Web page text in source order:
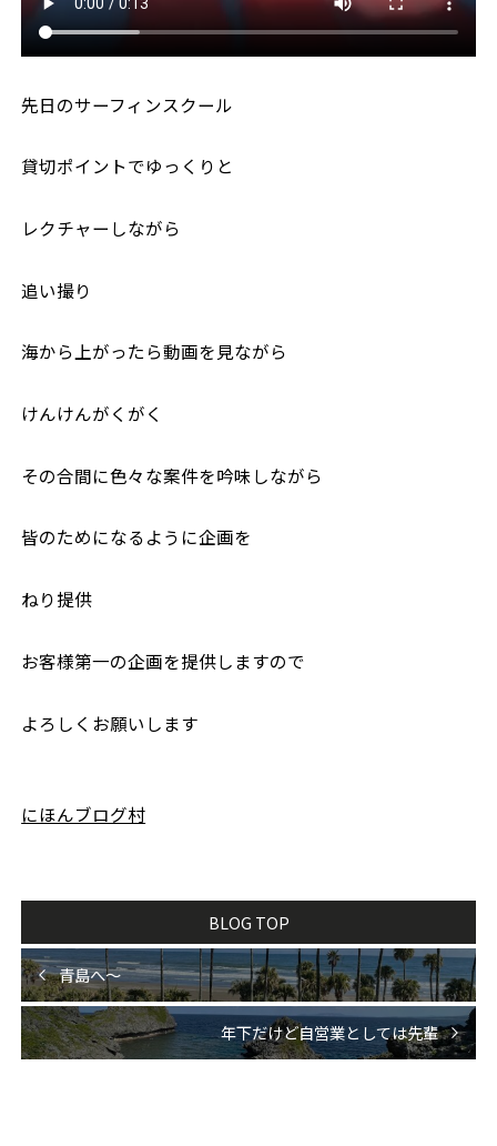
先日のサーフィンスクール
貸切ポイントでゆっくりと
レクチャーしながら
追い撮り
海から上がったら動画を見ながら
けんけんがくがく
その合間に色々な案件を吟味しながら
皆のためになるように企画を
ねり提供
お客様第一の企画を提供しますので
よろしくお願いします
にほんブログ村
BLOG TOP
青島へ〜
年下だけど自営業としては先輩